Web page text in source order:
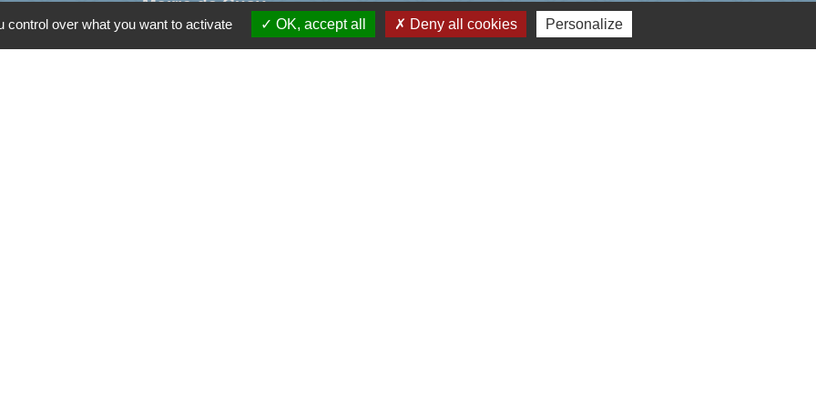
Mairie de Cusy
330, Montée du chef lieu
74540 Cusy - FRANCE
over what you want to activate OK, accept all Deny all cookies Personalize